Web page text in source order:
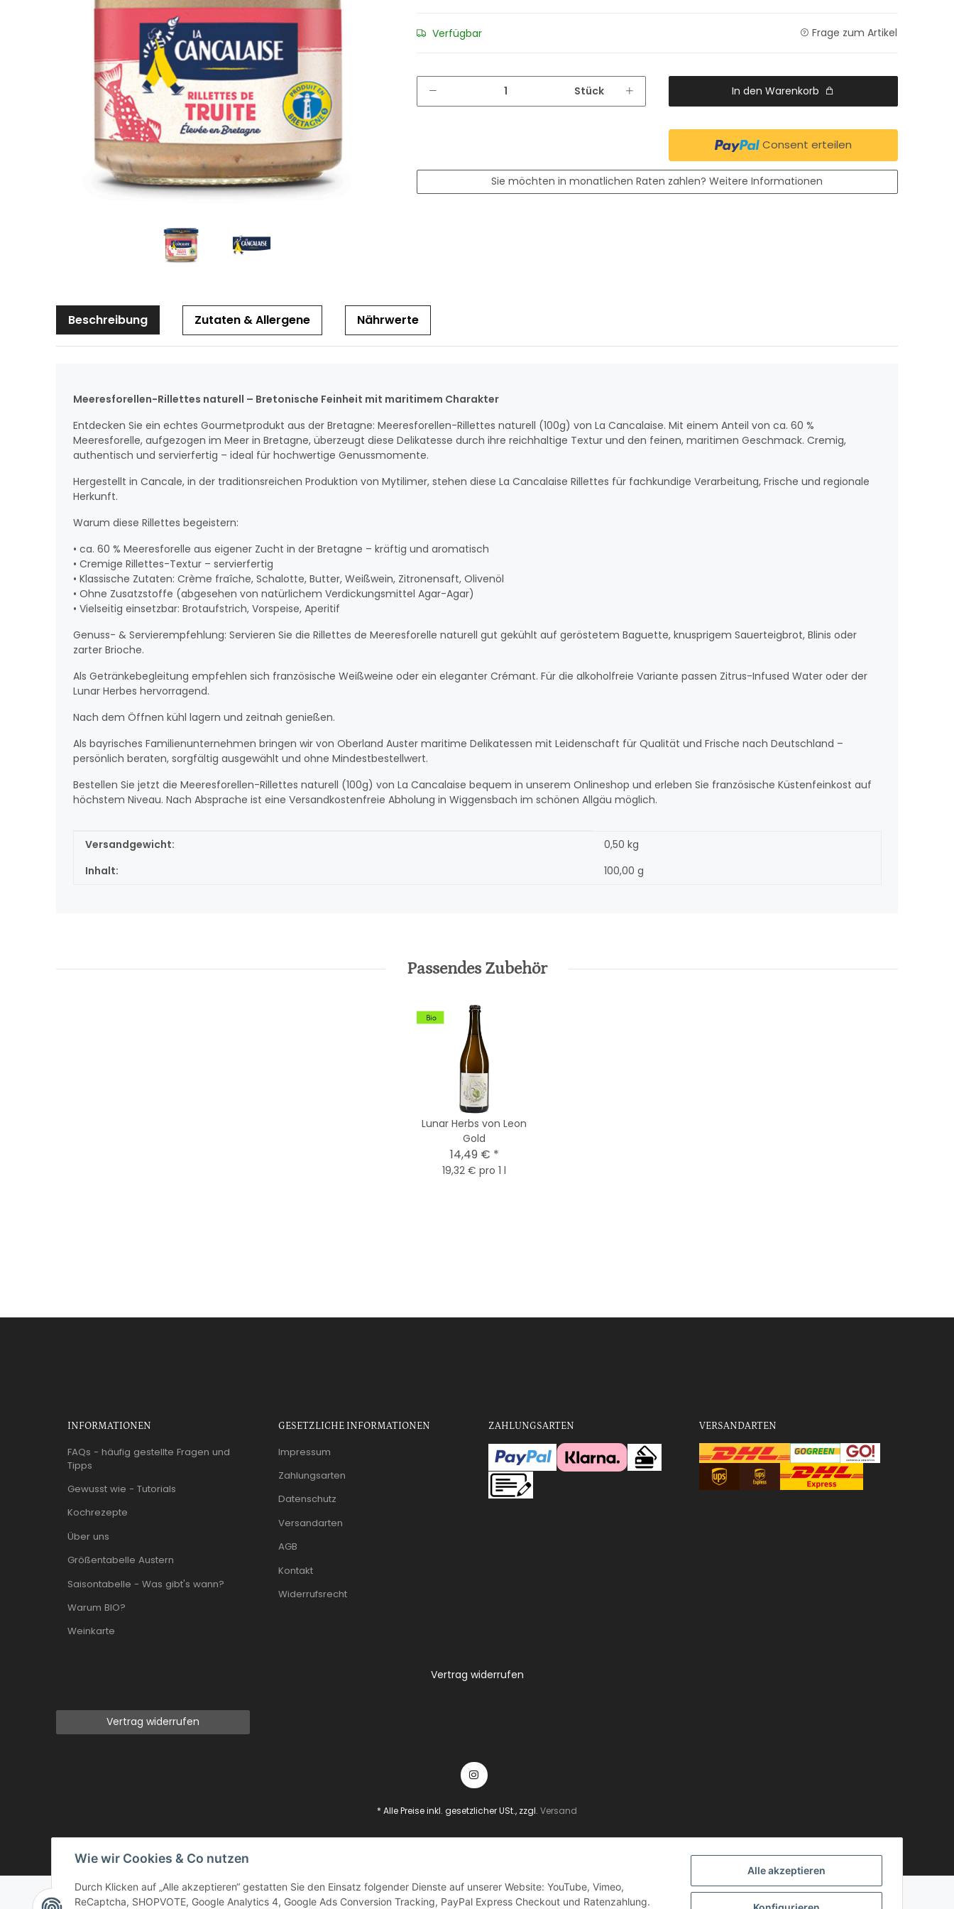
Alle akzeptieren
Wie wir Cookies & Co nutzen
Durch Klicken auf „Alle akzeptieren“ gestatten Sie den Einsatz folgender Dienste auf unserer Website: YouTube, Vimeo,
ReCaptcha, SHOPVOTE, Google Analytics 4, Google Ads Conversion Tracking, PayPal Express Checkout und Ratenzahlung.
Verfügbar Frage zum Artikel
Stück In den Warenkorb
Consent erteilen
Sie möchten in monatlichen Raten zahlen?Weitere Informationen
Beschreibung Zutaten & Allergene Nährwerte
Meeresforellen-Rillettes naturell – Bretonische Feinheit mit maritimem Charakter
Entdecken Sie ein echtes Gourmetprodukt aus der Bretagne: Meeresforellen-Rillettes naturell (100g) von La Cancalaise. Mit einem Anteil von ca. 60 %
Meeresforelle, aufgezogen im Meer in Bretagne, überzeugt diese Delikatesse durch ihre reichhaltige Textur und den feinen, maritimen Geschmack. Cremig,
authentisch und servierfertig – ideal für hochwertige Genussmomente.
Hergestellt in Cancale, in der traditionsreichen Produktion von Mytilimer, stehen diese La Cancalaise Rillettes für fachkundige Verarbeitung, Frische und regionale
Herkunft.
Warum diese Rillettes begeistern:
• ca. 60 % Meeresforelle aus eigener Zucht in der Bretagne – kräftig und aromatisch
• Cremige Rillettes-Textur – servierfertig
• Klassische Zutaten: Crème fraîche, Schalotte, Butter, Weißwein, Zitronensaft, Olivenöl
• Ohne Zusatzstoffe (abgesehen von natürlichem Verdickungsmittel Agar-Agar)
• Vielseitig einsetzbar: Brotaufstrich, Vorspeise, Aperitif
Genuss- & Servierempfehlung: Servieren Sie die Rillettes de Meeresforelle naturell gut gekühlt auf geröstetem Baguette, knusprigem Sauerteigbrot, Blinis oder
zarter Brioche.
Als Getränkebegleitung empfehlen sich französische Weißweine oder ein eleganter Crémant. Für die alkoholfreie Variante passen Zitrus-Infused Water oder der
Lunar Herbes hervorragend.
Nach dem Öffnen kühl lagern und zeitnah genießen.
Als bayrisches Familienunternehmen bringen wir von Oberland Auster maritime Delikatessen mit Leidenschaft für Qualität und Frische nach Deutschland –
persönlich beraten, sorgfältig ausgewählt und ohne Mindestbestellwert.
Bestellen Sie jetzt die Meeresforellen-Rillettes naturell (100g) von La Cancalaise bequem in unserem Onlineshop und erleben Sie französische Küstenfeinkost auf
höchstem Niveau. Nach Absprache ist eine Versandkostenfreie Abholung in Wiggensbach im schönen Allgäu möglich.
Produkteigenschaft
Wert
Versandgewicht:
0,50 kg
Inhalt:
100,00 g
Passendes Zubehör
Lunar Herbs von Leon
Gold
14,49 € *
19,32 € pro 1 l
INFORMATIONEN
FAQs - häufig gestellte Fragen und
Tipps
Gewusst wie - Tutorials
Kochrezepte
Über uns
Größentabelle Austern
Saisontabelle - Was gibt's wann?
Warum BIO?
Weinkarte
GESETZLICHE INFORMATIONEN
Impressum
Zahlungsarten
Datenschutz
Versandarten
AGB
Kontakt
Widerrufsrecht
ZAHLUNGSARTEN VERSANDARTEN
Vertrag widerrufen
Vertrag widerrufen
* Alle Preise inkl. gesetzlicher USt., zzgl. Versand